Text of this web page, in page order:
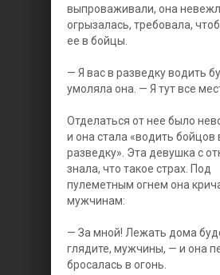
выпроваживали, она
огрызалась, требовала,
ее в бойцы.
— Я вас в разведку водить
умоляла она. — Я тут все
Отделаться от нее было
и она стала «водить бойцов
разведку». Эта девушка с
знала, что такое страх. Под
пулеметным огнем она
мужчинам:
— За мной! Лежать дома
глядите, мужчины, — и она
бросалась в огонь.